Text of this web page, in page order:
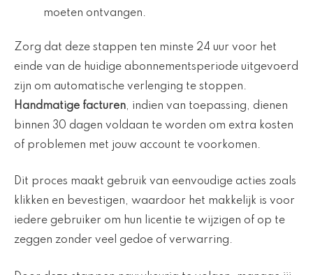
moeten ontvangen.
Zorg dat deze stappen ten minste 24 uur voor het
einde van de huidige abonnementsperiode uitgevoerd
zijn om automatische verlenging te stoppen.
Handmatige facturen, indien van toepassing, dienen
binnen 30 dagen voldaan te worden om extra kosten
of problemen met jouw account te voorkomen.
Dit proces maakt gebruik van eenvoudige acties zoals
klikken en bevestigen, waardoor het makkelijk is voor
iedere gebruiker om hun licentie te wijzigen of op te
zeggen zonder veel gedoe of verwarring.